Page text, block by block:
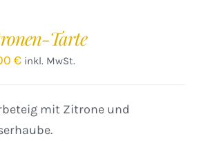
Tarte
€ inkl. MwSt.
mit Zitrone und